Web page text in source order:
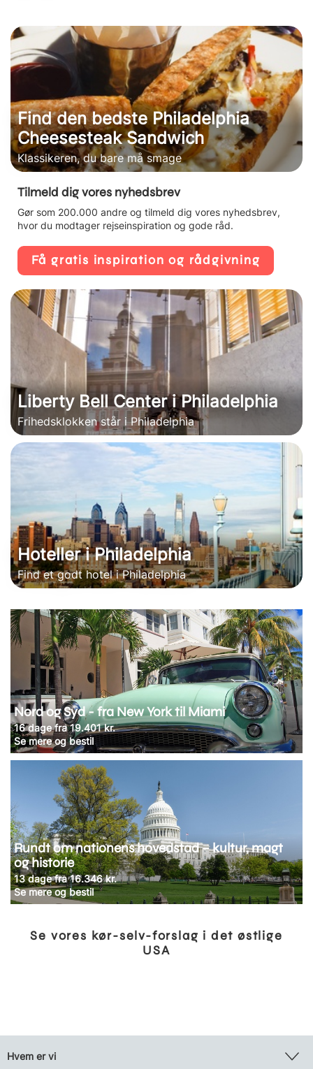
Find den bedste Philadelphia
Cheesesteak Sandwich
Klassikeren, du bare må smage
Tilmeld dig vores nyhedsbrev
Gør som 200.000 andre og tilmeld dig vores nyhedsbrev,
hvor du modtager rejseinspiration og gode råd.
Få gratis inspiration og rådgivning
Liberty Bell Center i Philadelphia
Frihedsklokken står i Philadelphia
Hoteller i Philadelphia
Find et godt hotel i Philadelphia
Nord og Syd - fra New York til Miami
16 dage fra 19.401 kr.
Se mere og bestil
Rundt om nationens hovedstad – kultur, magt
og historie
13 dage fra 16.346 kr.
Se mere og bestil
Se vores kør-selv-forslag i det østlige
USA
Hvem er vi